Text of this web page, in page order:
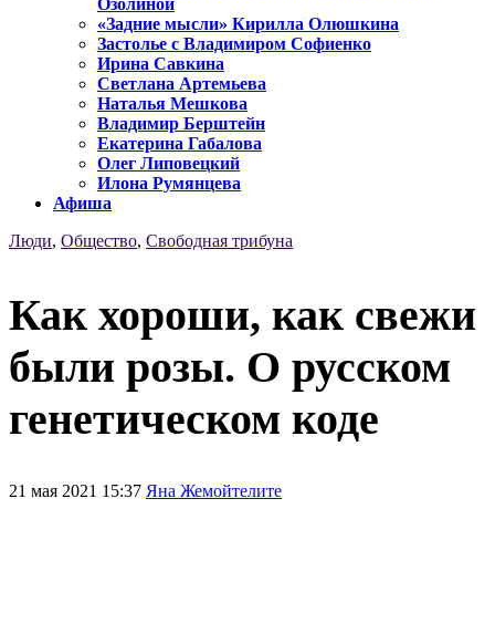
Озолиной
«Задние мысли» Кирилла Олюшкина
Застолье с Владимиром Софиенко
Ирина Савкина
Светлана Артемьева
Наталья Мешкова
Владимир Берштейн
Екатерина Габалова
Олег Липовецкий
Илона Румянцева
Афиша
Люди, Общество, Свободная трибуна
Как хороши, как свежи
были розы. О русском
генетическом коде
21 мая 2021 15:37 Яна Жемойтелите